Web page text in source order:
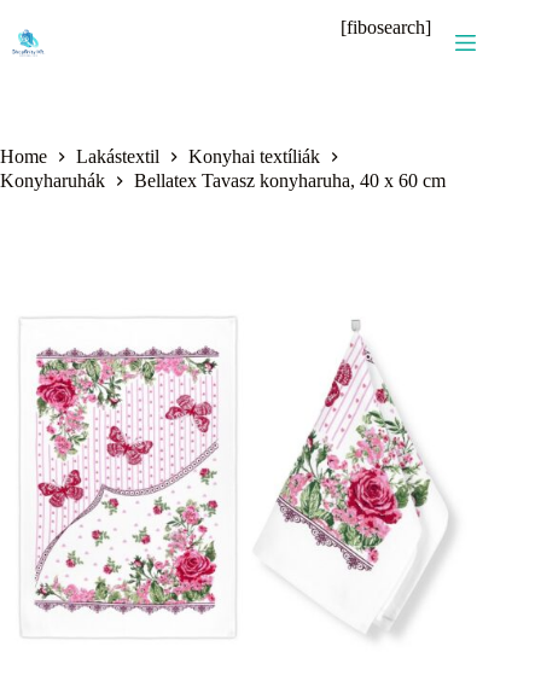
content
[fibosearch]
Home Lakástextil
Konyhai textíliák
Konyharuhák
Bellatex Tavasz konyharuha, 40 x 60 cm